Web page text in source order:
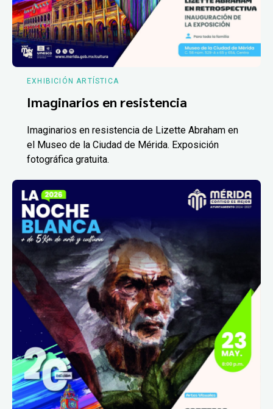
EXHIBICIÓN ARTÍSTICA
Imaginarios en resistencia
Imaginarios en resistencia de Lizette Abraham en
el Museo de la Ciudad de Mérida. Exposición
fotográfica gratuita.